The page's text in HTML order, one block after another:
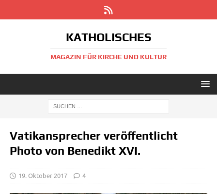
KATHOLISCHES
MAGAZIN FÜR KIRCHE UND KULTUR
Vatikansprecher veröffentlicht
Photo von Benedikt XVI.
19. Oktober 2017 4